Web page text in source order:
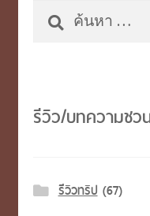
ค้นหา
สำหรับ:
รีวิว/บทความชว
รีวิวทริป (67)